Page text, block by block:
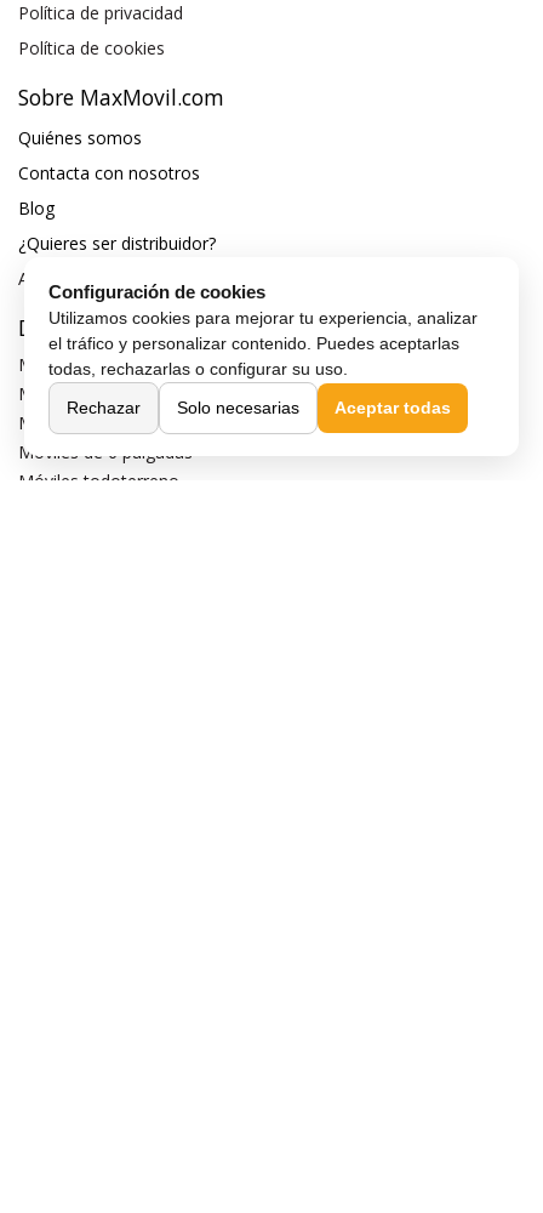
Política de privacidad
Política de cookies
Sobre MaxMovil.com
Quiénes somos
Contacta con nosotros
Blog
¿Quieres ser distribuidor?
Afiliación y publicidad
Destacados
Móviles de gama alta
Móviles con buena cámara
Móviles sin marcos
Móviles de 6 pulgadas
Móviles todoterreno
Configuración de cookies
Utilizamos cookies para mejorar tu experiencia, analizar
el tráfico y personalizar contenido. Puedes aceptarlas
todas, rechazarlas o configurar su uso.
Rechazar
Solo necesarias Aceptar todas